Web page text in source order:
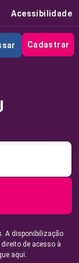
Acessibilidade
Cadastrar
A disponibilização
de acesso à
aqui.